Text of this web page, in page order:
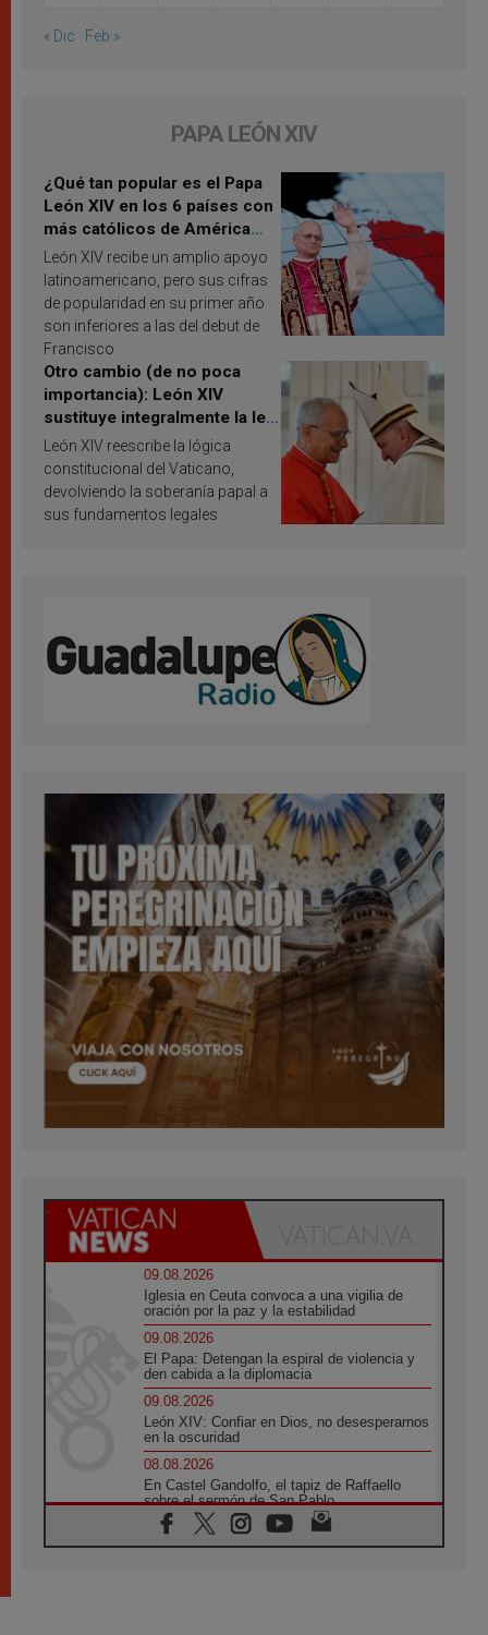
« Dic Feb »
PAPA LEÓN XIV
¿Qué tan popular es el Papa
León XIV en los 6 países con
más católicos de América
Latina en 2026? Publican
resultados de investigación
León XIV recibe un amplio apoyo
latinoamericano, pero sus cifras
de popularidad en su primer año
son inferiores a las del debut de
Francisco
Otro cambio (de no poca
importancia): León XIV
sustituye integralmente la ley
vaticana de Papa Francisco
León XIV reescribe la lógica
constitucional del Vaticano,
devolviendo la soberanía papal a
sus fundamentos legales
09.08.2026
Iglesia en Ceuta convoca a una vigilia de
oración por la paz y la estabilidad
09.08.2026
El Papa: Detengan la espiral de violencia y
den cabida a la diplomacia
09.08.2026
León XIV: Confiar en Dios, no desesperarnos
en la oscuridad
08.08.2026
En Castel Gandolfo, el tapiz de Raffaello
sobre el sermón de San Pablo
08.08.2026
En Colombia, «la paz no se compra con una